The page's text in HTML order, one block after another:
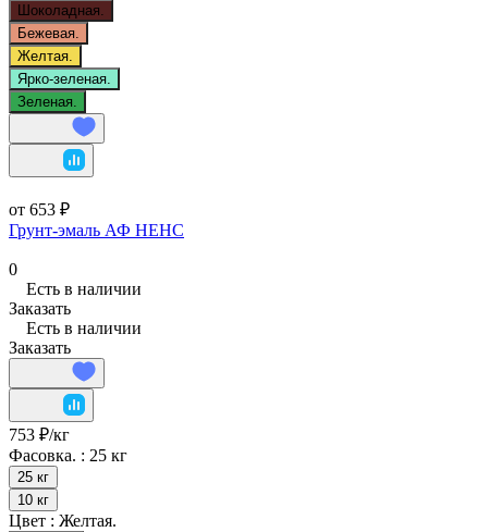
Шоколадная.
Бежевая.
Желтая.
Ярко-зеленая.
Зеленая.
от 653 ₽
Грунт-эмаль АФ НЕНС
0
Есть в наличии
Заказать
Есть в наличии
Заказать
753 ₽/кг
Фасовка. : 25 кг
25 кг
10 кг
Цвет : Желтая.